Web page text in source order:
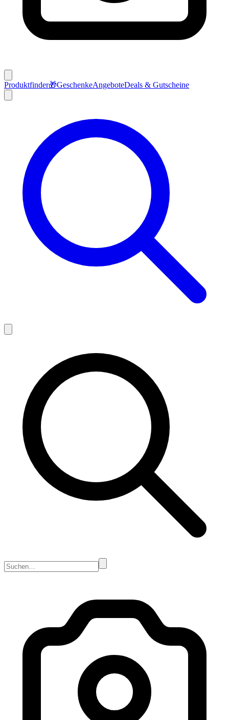
Produktfinder🎁GeschenkeAngeboteDeals & Gutscheine